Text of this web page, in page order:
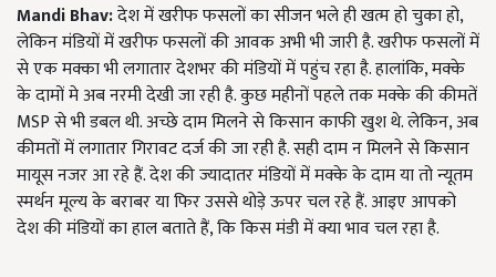
Mandi Bhav:देश में खरीफ फसलों का सीजन भले ही खत्म हो चुका हो,
लेकिन मंडियों में खरीफ फसलों की आवक अभी भी जारी है. खरीफ फसलों में
से एक मक्का भी लगातार देशभर की मंडियों में पहुंच रहा है. हालांकि, मक्के
के दामों मे अब नरमी देखी जा रही है. कुछ महीनों पहले तक मक्के की कीमतें
MSP से भी डबल थी. अच्छे दाम मिलने से किसान काफी खुश थे. लेकिन, अब
कीमतों में लगातार गिरावट दर्ज की जा रही है. सही दाम न मिलने से किसान
मायूस नजर आ रहे हैं. देश की ज्यादातर मंडियों में मक्के के दाम या तो न्यूतम
स्मर्थन मूल्य के बराबर या फिर उससे थोड़े ऊपर चल रहे हैं. आइए आपको
देश की मंडियों का हाल बताते हैं, कि किस मंडी में क्या भाव चल रहा है.